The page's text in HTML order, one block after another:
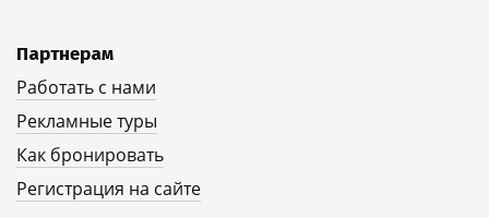
Партнерам
Работать с нами
Рекламные туры
Как бронировать
Регистрация на сайте